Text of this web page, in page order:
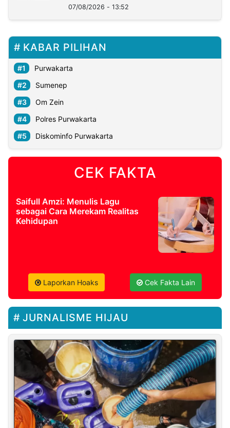
07/08/2026 - 13:52
KABAR PILIHAN
Purwakarta
Sumenep
Om Zein
Polres Purwakarta
Diskominfo Purwakarta
CEK FAKTA
Saifull Amzi: Menulis Lagu
sebagai Cara Merekam Realitas
Kehidupan
Laporkan Hoaks Cek Fakta Lain
JURNALISME HIJAU